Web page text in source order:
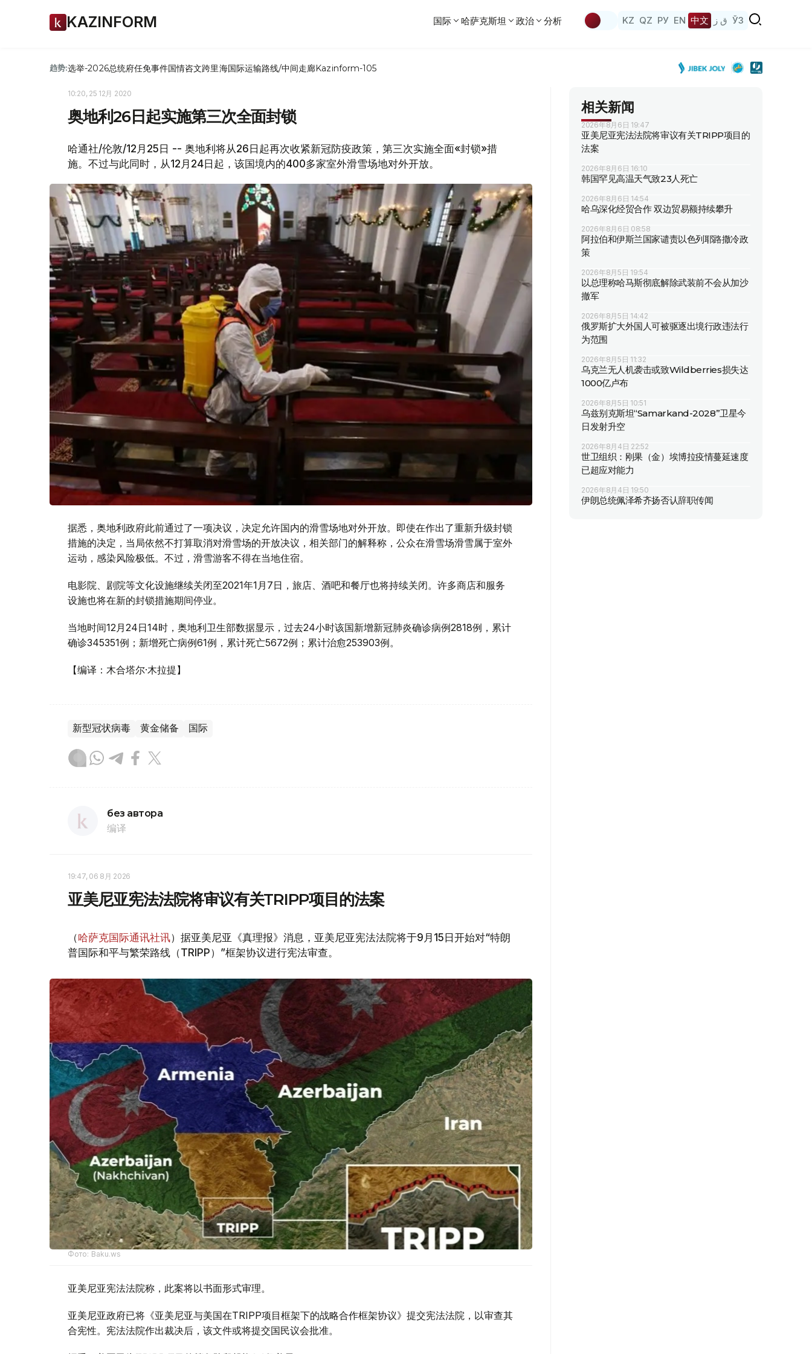
KAZINFORM 国际 哈萨克斯坦 政治 分析 KZ QZ РУ EN 中文 ق ز ЎЗ
趋势:选举-2026总统府任免事件国情咨文跨里海国际运输路线/中间走廊Kazinform-105
10:20, 25 12月 2020
奥地利26日起实施第三次全面封锁
哈通社/伦敦/12月25日 -- 奥地利将从26日起再次收紧新冠防疫政策，第三次实施全面«封锁»措
施。不过与此同时，从12月24日起，该国境内的400多家室外滑雪场地对外开放。
据悉，奥地利政府此前通过了一项决议，决定允许国内的滑雪场地对外开放。即使在作出了重新升级封锁
措施的决定，当局依然不打算取消对滑雪场的开放决议，相关部门的解释称，公众在滑雪场滑雪属于室外
运动，感染风险极低。不过，滑雪游客不得在当地住宿。
电影院、剧院等文化设施继续关闭至2021年1月7日，旅店、酒吧和餐厅也将持续关闭。许多商店和服务
设施也将在新的封锁措施期间停业。
当地时间12月24日14时，奥地利卫生部数据显示，过去24小时该国新增新冠肺炎确诊病例2818例，累计
确诊345351例；新增死亡病例61例，累计死亡5672例；累计治愈253903例。
【编译：木合塔尔·木拉提】
新型冠状病毒 黄金储备 国际
без автора
编译
19:47, 06 8月 2026
亚美尼亚宪法法院将审议有关TRIPP项目的法案
（哈萨克国际通讯社讯）据亚美尼亚《真理报》消息，亚美尼亚宪法法院将于9月15日开始对“特朗
普国际和平与繁荣路线（TRIPP）”框架协议进行宪法审查。
Фото: Baku.ws
亚美尼亚宪法法院称，此案将以书面形式审理。
亚美尼亚政府已将《亚美尼亚与美国在TRIPP项目框架下的战略合作框架协议》提交宪法法院，以审查其
合宪性。宪法法院作出裁决后，该文件或将提交国民议会批准。
相关新闻
2026年8月6日 19:47
亚美尼亚宪法法院将审议有关TRIPP项目的
法案
2026年8月6日 16:10
韩国罕见高温天气致23人死亡
2026年8月6日 14:54
哈乌深化经贸合作 双边贸易额持续攀升
2026年8月6日 08:58
阿拉伯和伊斯兰国家谴责以色列耶路撒冷政
策
2026年8月5日 19:54
以总理称哈马斯彻底解除武装前不会从加沙
撤军
2026年8月5日 14:42
俄罗斯扩大外国人可被驱逐出境行政违法行
为范围
2026年8月5日 11:32
乌克兰无人机袭击或致Wildberries损失达
1000亿卢布
2026年8月5日 10:51
乌兹别克斯坦“Samarkand-2028”卫星今
日发射升空
2026年8月4日 22:52
世卫组织：刚果（金）埃博拉疫情蔓延速度
已超应对能力
2026年8月4日 19:50
伊朗总统佩泽希齐扬否认辞职传闻